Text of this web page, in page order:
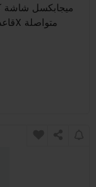
بالألوان 7 بوصة شاشة LCD قاعدة كبيرة 1-1200X متواصلة